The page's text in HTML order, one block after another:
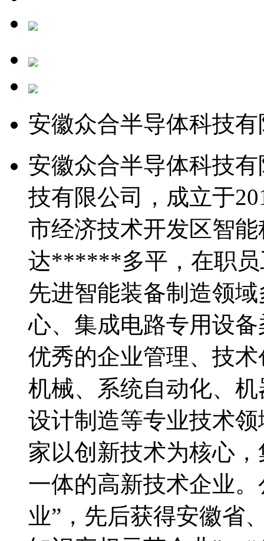
安徽众合半导体科技
安徽众合半导体科技
技有限公司，成立于
市经济技术开发区智
达******多平，在职员
先进智能装备制造领
心、集成电路专用设
优秀的企业管理、技
机械、系统自动化、
设计制造等专业技术
家以创新技术为核心
一体的高新技术企业
业”，先后获得安徽省